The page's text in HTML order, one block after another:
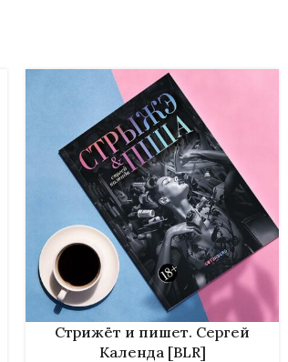
В КОРЗИНУ
Стрижёт и пишет. Сергей
Календа [BLR]